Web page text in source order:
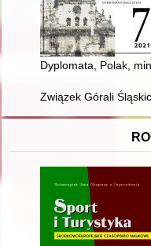
Dyplomata, Polak,
Związek Górali